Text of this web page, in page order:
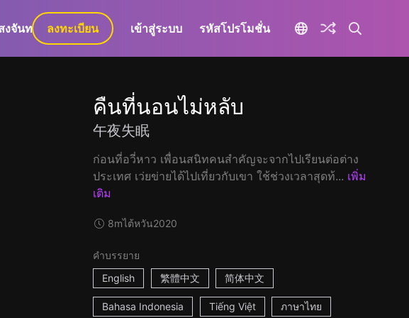
งจันทร์ GaLa+
ลงทะเบียน เข้าสู่ระบบ รหัสโปรโมชั่น
คืนที่นอนไม่หลับ
午夜失眠
ก่อนที่อวี่หาว เพื่อนสนิทคนสำคัญจะจากไปเรียนต่อต่าง
ประเทศ เว่ยข่ายได้ไปเที่ยวกับเขา ใช้ช่วงเวลาสุดท้... เพิ่ม
เติม
8mไต้หวัน2020
คำบรรยาย
English
繁體中文 简体中文
Bahasa Indonesia Tiếng Việt ภาษาไทย